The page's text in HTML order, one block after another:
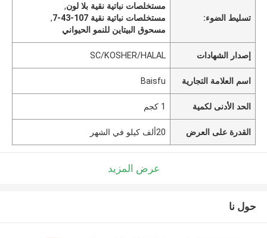
تسليط الضوء:
مستخلصات نباتية نقية بلا لون,
مستخلصات نباتية نقية 107-43-7
,
مسحوق البيتاين للنمو الحيواني
إصدار الشهادات SC/KOSHER/HALAL
اسم العلامة التجارية Baisfu
الحد الأدنى لكمية 1 كجم
القدرة على العرض 20ألف كيلو في الشهر
عرض المزيد
حول نا